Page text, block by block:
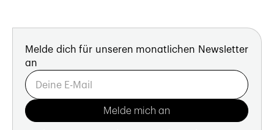
Melde dich für unseren monatlichen Newsletter
an